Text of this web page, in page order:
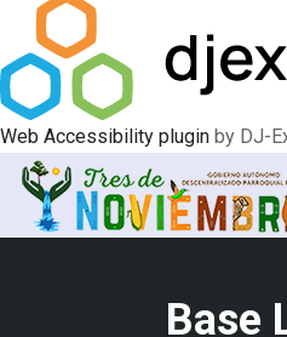
Web Accessibility plugin by DJ-
Base